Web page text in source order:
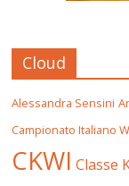
Cloud
Alessandra Sensini
Campionato Italiano
CKWI Classe